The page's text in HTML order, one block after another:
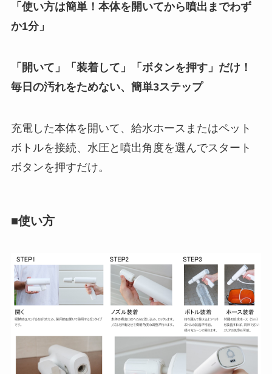
「使い方は簡単！本体を開いてから噴出までわず
か1分」
「開いて」「装着して」「ボタンを押す」だけ！
毎日の汚れをためない、簡単3ステップ
充電した本体を開いて、給水ホースまたはペット
ボトルを接続、水圧と噴出角度を選んでスタート
ボタンを押すだけ。
■使い方